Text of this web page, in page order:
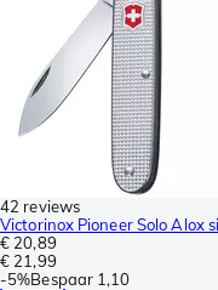
42 reviews
Victorinox Pioneer Solo Alox
€ 20,89
€ 21,99
-5%Bespaar 1,10